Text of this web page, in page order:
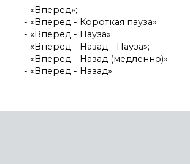
- «Вперед»;
- «Вперед - Короткая пауза»;
- «Вперед - Пауза»;
- «Вперед - Назад - Пауза»;
- «Вперед - Назад (медленно)»;
- «Вперед - Назад».